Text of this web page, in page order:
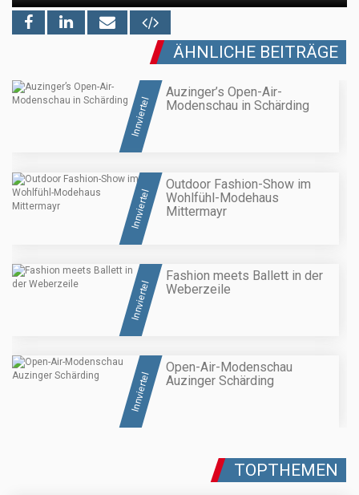
ÄHNLICHE BEITRÄGE
Innviertel
Auzinger’s Open-Air-
Modenschau in Schärding
Innviertel
Outdoor Fashion-Show im
Wohlfühl-Modehaus
Mittermayr
Innviertel
Fashion meets Ballett in der
Weberzeile
Innviertel
Open-Air-Modenschau
Auzinger Schärding
TOPTHEMEN